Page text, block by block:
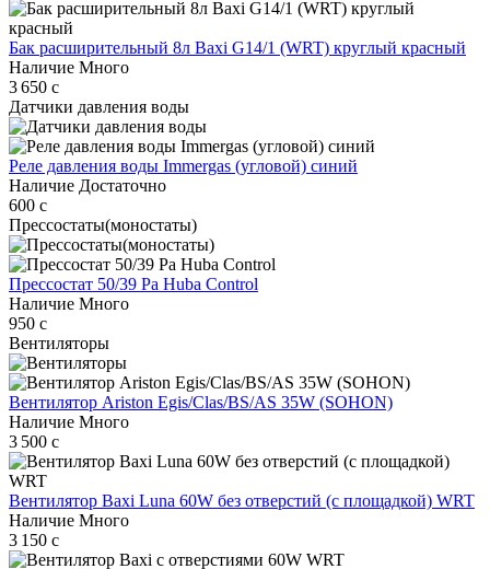
Бак расширительный 8л Baxi G14/1 (WRT) круглый красный
Наличие Много
3 650 c
Датчики давления воды
Реле давления воды Immergas (угловой) синий
Наличие Достаточно
600 c
Прессостаты(моностаты)
Прессостат 50/39 Pa Huba Control
Наличие Много
950 c
Вентиляторы
Вентилятор Ariston Egis/Clas/BS/AS 35W (SOHON)
Наличие Много
3 500 c
Вентилятор Baxi Luna 60W без отверстий (с площадкой) WRT
Наличие Много
3 150 c